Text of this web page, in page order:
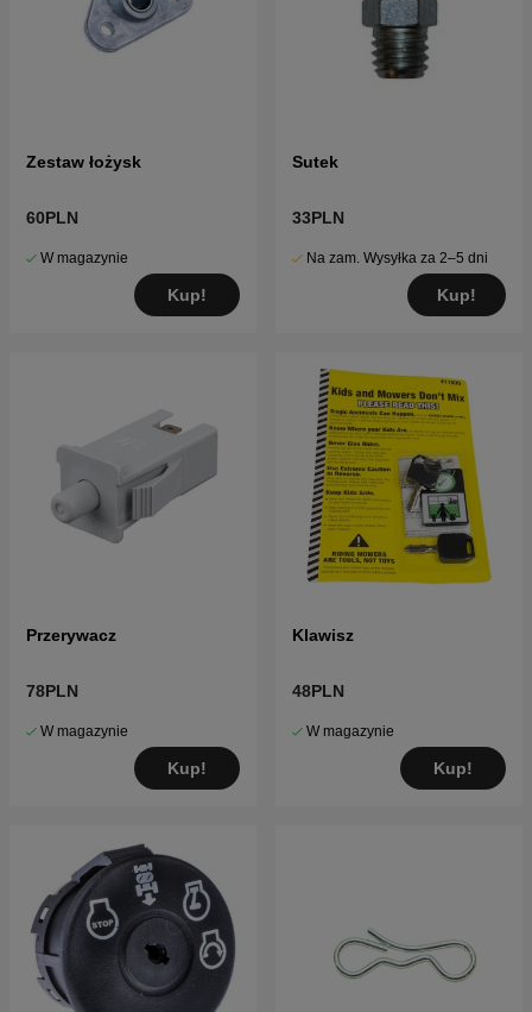
Zestaw łożysk
60PLN
W magazynie
Kup!
Sutek
33PLN
Na zam. Wysyłka za 2–5 dni
Kup!
Przerywacz
78PLN
W magazynie
Kup!
Klawisz
48PLN
W magazynie
Kup!